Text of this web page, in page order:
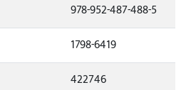
978-952-487-488-5
1798-6419
422746